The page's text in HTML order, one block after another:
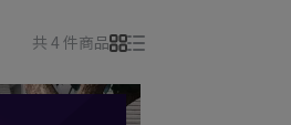
共 4 件商品